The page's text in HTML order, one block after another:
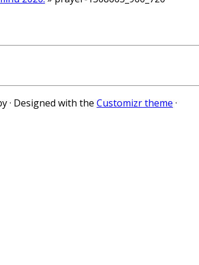
· Designed with the Customizr theme ·